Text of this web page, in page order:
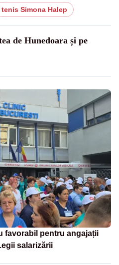
tenis Simona Halep
de Hunedoara și pe
favorabil pentru angajații
salarizării